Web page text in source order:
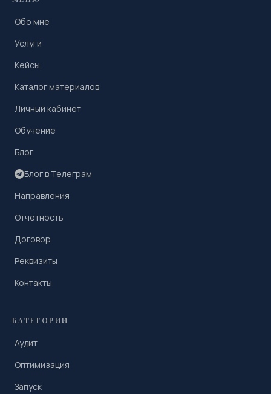
Обо мне
Услуги
Кейсы
Каталог материалов
Личный кабинет
Обучение
Блог
Блог в Телеграм
Направления
Отчетность
Договор
Реквизиты
Контакты
КАТЕГОРИИ
Аудит
Оптимизация
Запуск